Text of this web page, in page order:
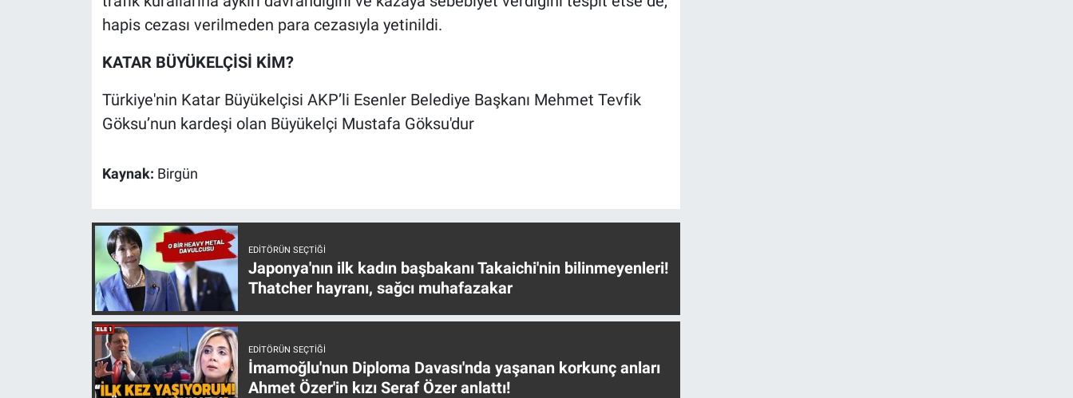
hapis cezası verilmeden para cezasıyla yetinildi.
KATAR BÜYÜKELÇİSİ KİM?
Türkiye'nin Katar Büyükelçisi AKP’li Esenler Belediye Başkanı Mehmet Tevfik
Göksu’nun kardeşi olan Büyükelçi Mustafa Göksu'dur
Kaynak: Birgün
EDITÖRÜN SEÇTIĞI
Japonya'nın ilk kadın başbakanı Takaichi'nin bilinmeyenleri!
Thatcher hayranı, sağcı muhafazakar
EDITÖRÜN SEÇTIĞI
İmamoğlu'nun Diploma Davası'nda yaşanan korkunç anları
Ahmet Özer'in kızı Seraf Özer anlattı!